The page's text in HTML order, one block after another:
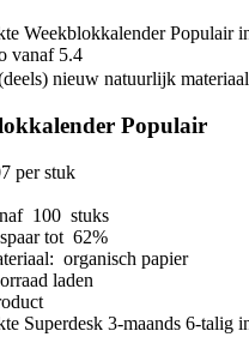
nieuw natuurlijk materiaal
Populair
per stuk
100 stuks
tot 62%
organisch papier
laden